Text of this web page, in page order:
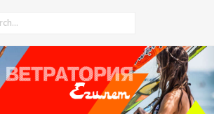
Как к нам добраться?
Отель Canion
Прогноз погоды